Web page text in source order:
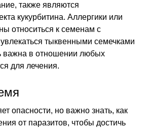
также являются
кукурбитина. Аллергики или
относиться к семенам с
тыквенными семечками
важна в отношении любых
для лечения.
опасности, но важно знать, как
от паразитов, чтобы достичь